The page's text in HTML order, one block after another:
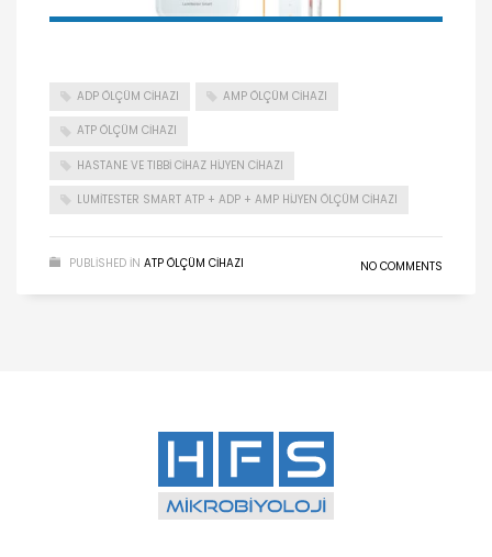
ADP ÖLÇÜM CIHAZI AMP ÖLÇÜM CIHAZI
ATP ÖLÇÜM CIHAZI
HASTANE VE TIBBI CIHAZ HIJYEN CIHAZI
LUMITESTER SMART ATP + ADP + AMP HIJYEN ÖLÇÜM CIHAZI
PUBLISHED IN ATP ÖLÇÜM CIHAZI NO COMMENTS